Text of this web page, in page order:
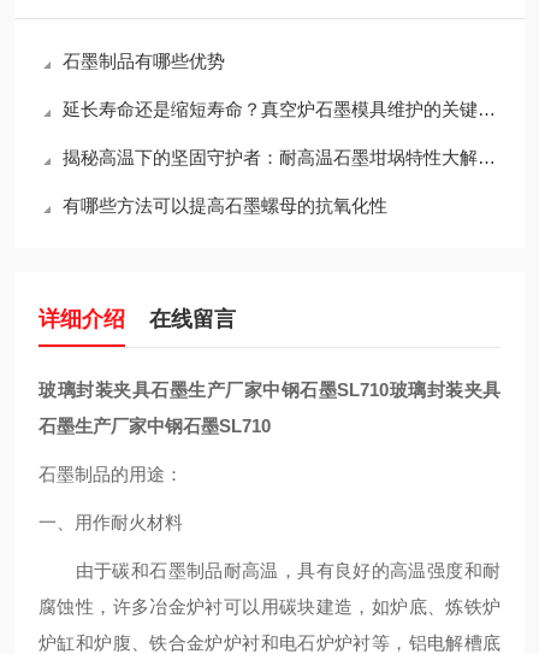
石墨制品有哪些优势
延长寿命还是缩短寿命？真空炉石墨模具维护的关键决策
揭秘高温下的坚固守护者：耐高温石墨坩埚特性大解析！
有哪些方法可以提高石墨螺母的抗氧化性
详细介绍 在线留言
玻璃封装夹具石墨生产厂家中钢石墨SL710玻璃封装夹具
石墨生产厂家中钢石墨SL710
石墨制品的用途：
一、用作耐火材料
由于碳和石墨制品耐高温，具有良好的高温强度和耐
腐蚀性，许多冶金炉衬可以用碳块建造，如炉底、炼铁炉
炉缸和炉腹、铁合金炉炉衬和电石炉炉衬等，铝电解槽底